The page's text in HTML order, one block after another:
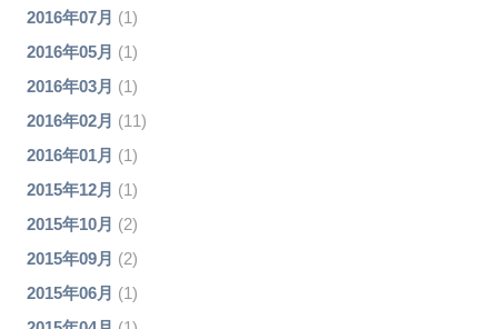
2016年07月 (1)
2016年05月 (1)
2016年03月 (1)
2016年02月 (11)
2016年01月 (1)
2015年12月 (1)
2015年10月 (2)
2015年09月 (2)
2015年06月 (1)